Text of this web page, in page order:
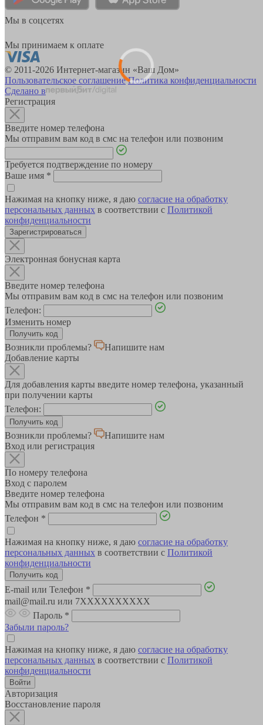
Мы в соцсетях
Мы принимаем к оплате
© 2011-2026 Интернет-магазин «Ваш Дом»
Пользовательское соглашение Политика конфиденциальности
Сделано в
Регистрация
Введите номер телефона
Мы отправим вам код в смс на телефон или позвоним
Требуется подтверждение по номеру
Ваше имя *
Нажимая на кнопку ниже, я даю согласие на обработку
персональных данных в соответствии с Политикой
конфиденциальности
Зарегистрироваться
Электронная бонусная карта
Введите номер телефона
Мы отправим вам код в смс на телефон или позвоним
Телефон:
Изменить номер
Возникли проблемы?
Напишите нам
Добавление карты
Для добавления карты введите номер телефона, указанный
при получении карты
Телефон:
Возникли проблемы?
Напишите нам
Вход или регистрация
По номеру телефона
Вход с паролем
Введите номер телефона
Мы отправим вам код в смс на телефон или позвоним
Телефон *
Нажимая на кнопку ниже, я даю согласие на обработку
персональных данных в соответствии с Политикой
конфиденциальности
E-mail или Телефон *
mail@mail.ru или 7XXXXXXXXXX
Пароль *
Забыли пароль?
Нажимая на кнопку ниже, я даю согласие на обработку
персональных данных в соответствии с Политикой
конфиденциальности
Авторизация
Восстановление пароля